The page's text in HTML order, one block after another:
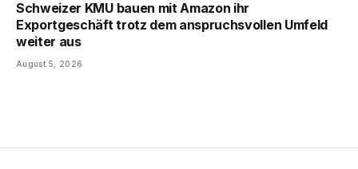
Schweizer KMU bauen mit Amazon ihr
Exportgeschäft trotz dem anspruchsvollen Umfeld
weiter aus
August 5, 2026